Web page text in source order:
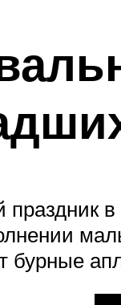
бурные